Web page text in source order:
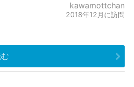
kawamottchan
2018年12月に訪問